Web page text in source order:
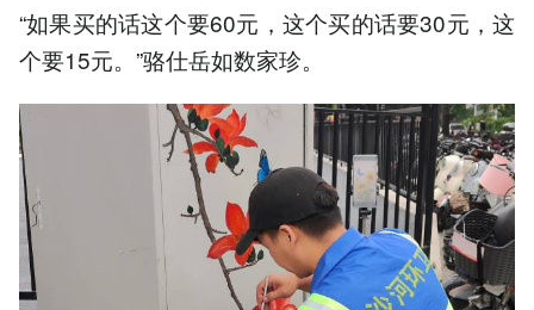
“如果买的话这个要60元，这个买的话要30元，这
个要15元。”骆仕岳如数家珍。